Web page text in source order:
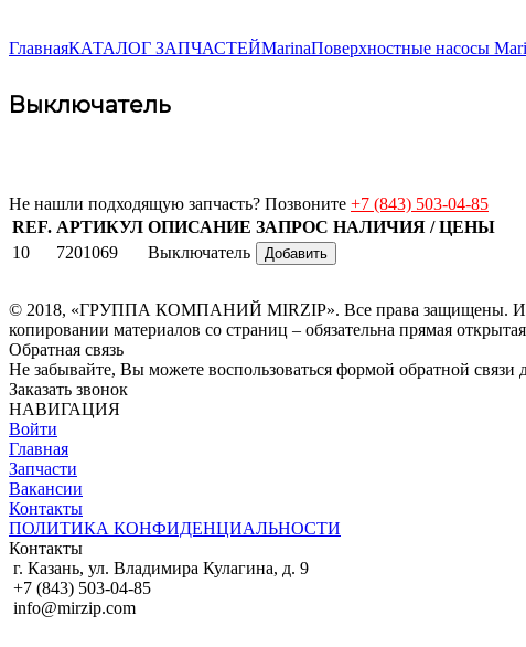
ГлавнаяКАТАЛОГ ЗАПЧАСТЕЙMarinaПоверхностные насосы
Выключатель
Не нашли подходящую запчасть? Позвоните +7 (843) 503-04-85
REF. АРТИКУЛ ОПИСАНИЕ ЗАПРОС НАЛИЧИЯ / ЦЕНЫ
10
7201069 Выключатель Добавить
© 2018, «ГРУППА КОМПАНИЙ MIRZIP». Все права защищены.
копировании материалов со страниц – обязательна прямая
Обратная связь
Не забывайте, Вы можете воспользоваться формой обратной связи
Заказать звонок
НАВИГАЦИЯ
Войти
Главная
Запчасти
Вакансии
Контакты
ПОЛИТИКА КОНФИДЕНЦИАЛЬНОСТИ
Контакты
г. Казань, ул. Владимира Кулагина, д. 9
+7 (843) 503-04-85
info@mirzip.com